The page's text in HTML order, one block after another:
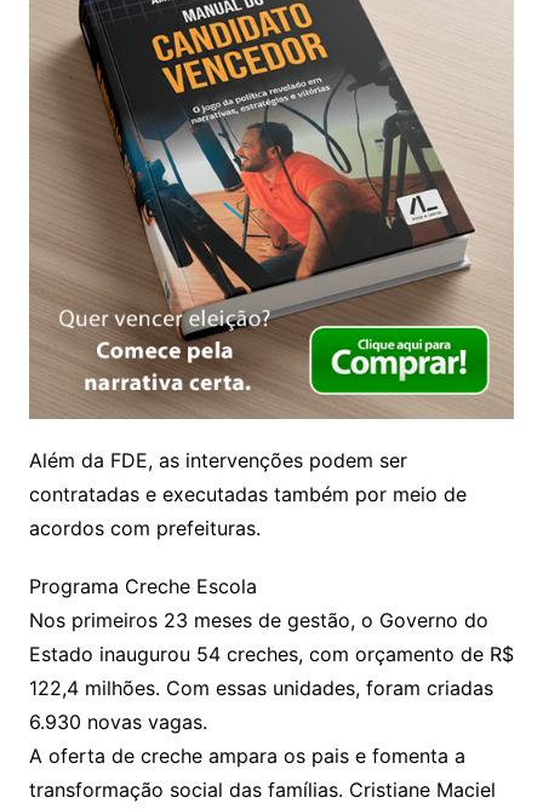
Além da FDE, as intervenções podem ser
contratadas e executadas também por meio de
acordos com prefeituras.
Programa Creche Escola
Nos primeiros 23 meses de gestão, o Governo do
Estado inaugurou 54 creches, com orçamento de R$
122,4 milhões. Com essas unidades, foram criadas
6.930 novas vagas.
A oferta de creche ampara os pais e fomenta a
transformação social das famílias. Cristiane Maciel